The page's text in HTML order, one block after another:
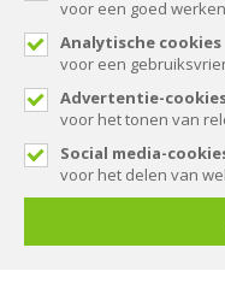
voor een goed
Analytische cookies
voor een
Advertentie-
voor het tonen van
Social media-
voor het delen van
© Spaansen